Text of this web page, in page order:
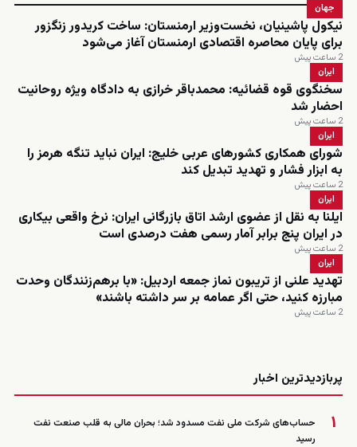
جهان
نیکول پاشینیان، نخست‌وزیر ارمنستان: ساخت کریدور زنگزور
برای پایان محاصره اقتصادی ارمنستان آغاز می‌شود
2 ساعت پیش
ایران
سخنگوی قوه قضائیه: محمدباقر خرازی به دادگاه ویژه روحانیت
احضار شد
2 ساعت پیش
ایران
شورای همکاری کشورهای عربی خلیج: ایران نباید تنگه هرمز را
به ابزار فشار و تهدید تبدیل کند
2 ساعت پیش
ایران
ایلنا به نقل از عضوی ارشد اتاق بازرگانی ایران: نرخ واقعی بیکاری
در ایران پنج برابر آمار رسمی هفت درصدی است
2 ساعت پیش
ایران
تهدید علنی از تریبون نماز جمعه اردبیل: «با برهم‌زنندگان وحدت
مبارزه کنید، حتی اگر عمامه بر سر داشته باشند»
2 ساعت پیش
پربازدیدترین اخبار
۱
حساب‌های شرکت ملی نفت مسدود شد؛ بحران مالی به قلب صنعت نفت
رسید